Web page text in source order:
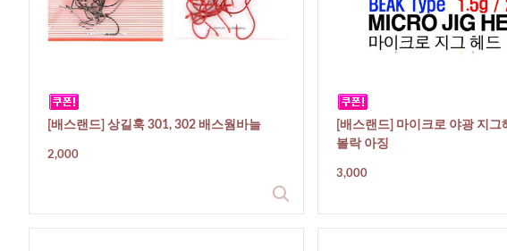
[배스랜드] 상길훅 301, 302 배스웜바늘
2,000
[배스랜드] 마이크로 야광 지그
볼락 아징
3,000